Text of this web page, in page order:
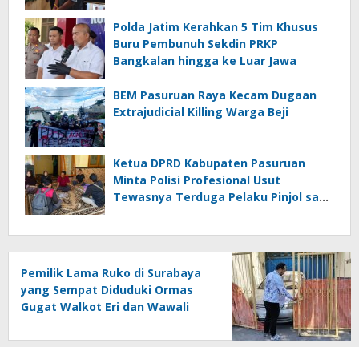
Polda Jatim Kerahkan 5 Tim Khusus
Buru Pembunuh Sekdin PRKP
Bangkalan hingga ke Luar Jawa
BEM Pasuruan Raya Kecam Dugaan
Extrajudicial Killing Warga Beji
Ketua DPRD Kabupaten Pasuruan
Minta Polisi Profesional Usut
Tewasnya Terduga Pelaku Pinjol saat
Pemilik Lama Ruko di Surabaya
yang Sempat Diduduki Ormas
Gugat Walkot Eri dan Wawali